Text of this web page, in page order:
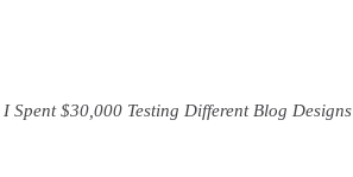
I Spent $30,000 Testing Different Blog Designs